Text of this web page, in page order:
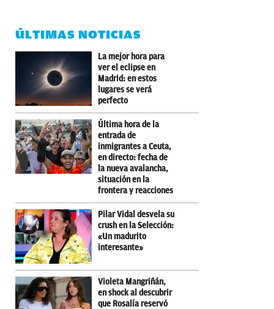
ÚLTIMAS NOTICIAS
La mejor hora para
ver el eclipse en
Madrid: en estos
lugares se verá
perfecto
Última hora de la
entrada de
inmigrantes a Ceuta,
en directo: fecha de
la nueva avalancha,
situación en la
frontera y reacciones
Pilar Vidal desvela su
crush en la Selección:
«Un madurito
interesante»
Violeta Mangriñán,
en shock al descubrir
que Rosalía reservó